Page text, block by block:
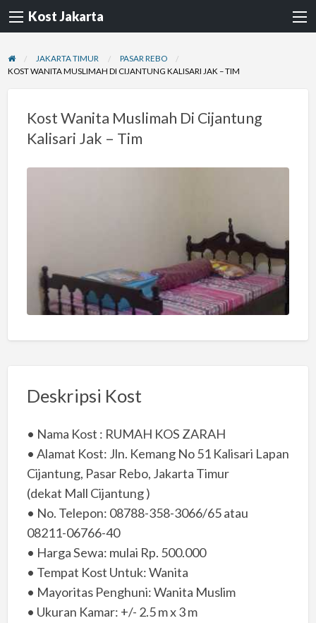
Kost Jakarta
JAKARTA TIMUR
PASAR REBO
KOST WANITA MUSLIMAH DI CIJANTUNG KALISARI JAK – TIM
Kost Wanita Muslimah Di Cijantung
Kalisari Jak – Tim
Deskripsi Kost
• Nama Kost : RUMAH KOS ZARAH
• Alamat Kost: Jln. Kemang No 51 Kalisari Lapan
Cijantung, Pasar Rebo, Jakarta Timur
(dekat Mall Cijantung )
• No. Telepon: 08788-358-3066/65 atau
08211-06766-40
• Harga Sewa: mulai Rp. 500.000
• Tempat Kost Untuk: Wanita
• Mayoritas Penghuni: Wanita Muslim
• Ukuran Kamar: +/- 2.5 m x 3 m